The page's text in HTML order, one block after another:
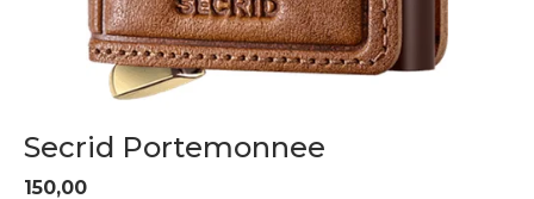
Secrid Portemonnee
150,00